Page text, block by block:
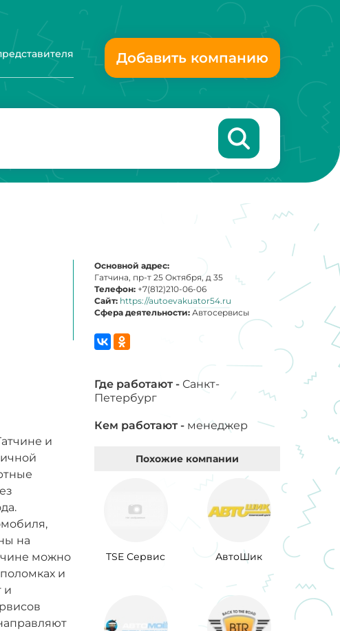
Добавить компанию
и
на
можно
и
и
Основной адрес:
Гатчина, пр-т 25 Октября, д 35
Телефон: +7(812)210-06-06
Сайт: https://autoevakuator54.ru
Сфера деятельности: Автосервисы
Где работают - Санкт-
Петербург
Кем работают - менеджер
Похожие компании
TSE Сервис АвтоШик